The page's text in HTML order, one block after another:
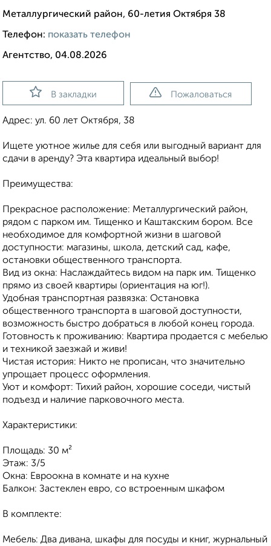
Металлургический район, 60-летия Октября 38
Телефон: показать телефон
Агентство, 04.08.2026
В закладки Пожаловаться
Адрес: ул. 60 лет Октября, 38
Ищете уютное жилье для себя или выгодный вариант для
сдачи в аренду? Эта квартира идеальный выбор!
Преимущества:
Прекрасное расположение: Металлургический район,
рядом с парком им. Тищенко и Каштакским бором. Все
необходимое для комфортной жизни в шаговой
доступности: магазины, школа, детский сад, кафе,
остановки общественного транспорта.
Вид из окна: Наслаждайтесь видом на парк им. Тищенко
прямо из своей квартиры (ориентация на юг!).
Удобная транспортная развязка: Остановка
общественного транспорта в шаговой доступности,
возможность быстро добраться в любой конец города.
Готовность к проживанию: Квартира продается с мебелью
и техникой заезжай и живи!
Чистая история: Никто не прописан, что значительно
упрощает процесс оформления.
Уют и комфорт: Тихий район, хорошие соседи, чистый
подъезд и наличие парковочного места.
Характеристики:
Площадь: 30 м²
Этаж: 3/5
Окна: Евроокна в комнате и на кухне
Балкон: Застеклен евро, со встроенным шкафом
В комплекте:
Мебель: Два дивана, шкафы для посуды и книг, журнальный